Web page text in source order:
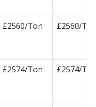
£2560/Ton £2560/
£2574/Ton £2574/